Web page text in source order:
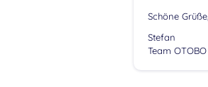
Schöne Grüße,
Stefan
Team OTOBO